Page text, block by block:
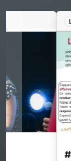
Legal